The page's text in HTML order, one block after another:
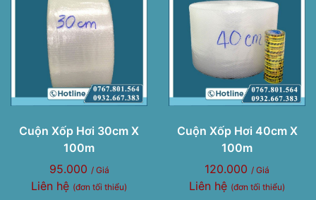
Cuộn Xốp Hơi 30cm X
100m
95.000 / Giá
Liên hệ (đơn tối thiểu)
Cuộn Xốp Hơi 40cm X
100m
120.000 / Giá
Liên hệ (đơn tối thiểu)